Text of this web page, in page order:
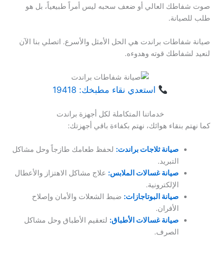
صوت شفاطك العالي أو ضعف سحبه ليس أمراً طبيعياً، بل هو
طلب للصيانة.
صيانة شفاطات براندت هي الحل الأمثل والأسرع. اتصلي بنا الآن
لنعيد لشفاطك قوته وهدوءه.
استعدي نقاء مطبخك: 19418
خدماتنا المتكاملة لكل أجهزة براندت
كما نهتم بنقاء هوائك، نهتم بكفاءة باقي أجهزتك:
صيانة ثلاجات براندت: لحفظ طعامك طازجاً وحل مشاكل
التبريد.
صيانة غسالات الملابس: علاج مشاكل الاهتزاز والأعطال
الإلكترونية.
صيانة البوتاجازات: ضبط الشعلات والأمان وإصلاح
الأفران.
صيانة غسالات الأطباق: لتعقيم الأطباق وحل مشاكل
الصرف.